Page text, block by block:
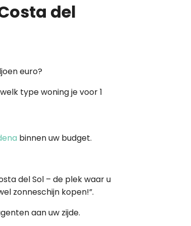
del
euro?
type woning je voor 1
binnen uw budget.
del Sol – de plek waar u
zonneschijn kopen!”.
aan uw zijde.